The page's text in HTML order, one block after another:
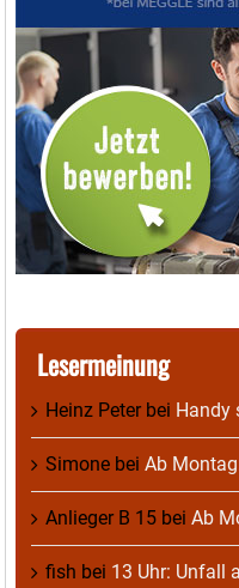
Lesermeinung
Heinz Peterbei Handy
Simone bei Ab
Anlieger B 15 bei Ab
fish bei 13 Uhr: Unfall